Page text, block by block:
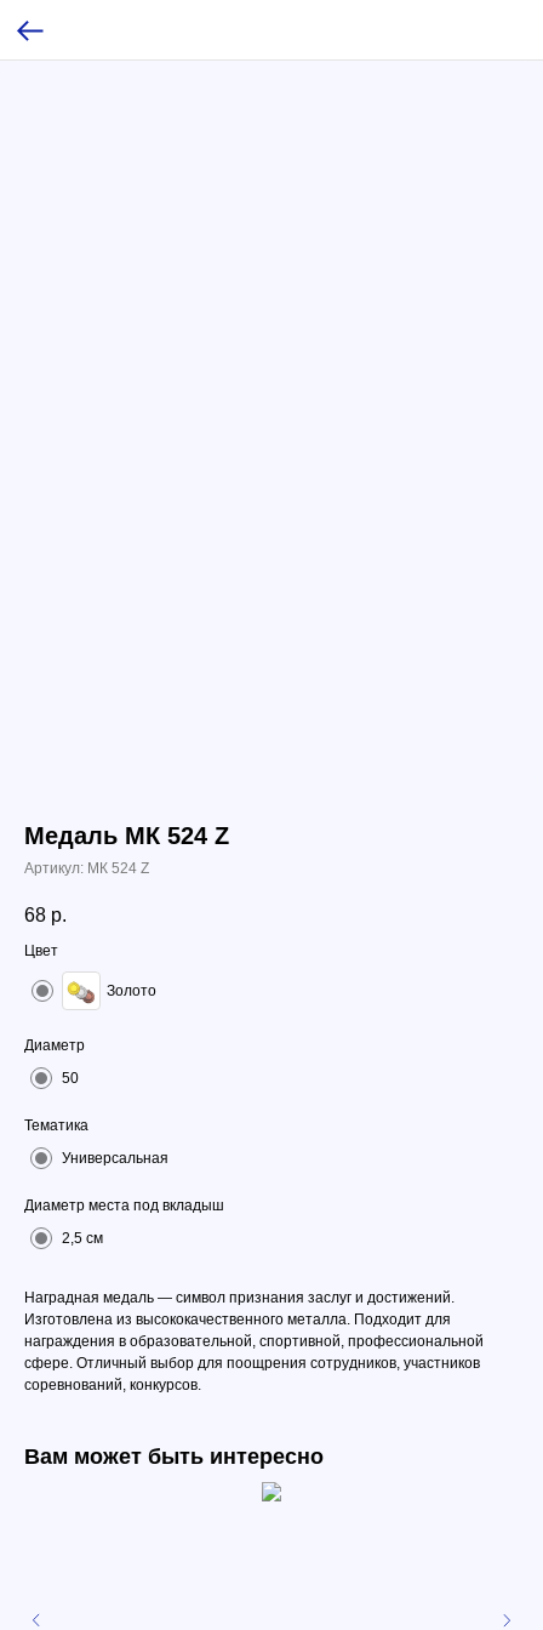
Медаль МК 524 Z
Артикул: МК 524 Z
68 р.
Цвет
Золото
Диаметр
50
Тематика
Универсальная
Диаметр места под вкладыш
2,5 см
Наградная медаль — символ признания заслуг и достижений.
Изготовлена из высококачественного металла. Подходит для
награждения в образовательной, спортивной, профессиональной
сфере. Отличный выбор для поощрения сотрудников, участников
соревнований, конкурсов.
Вам может быть интересно